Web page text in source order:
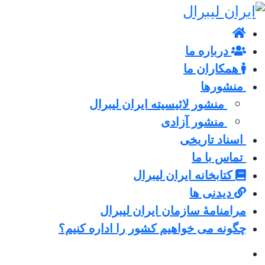
درباره ما
همکاران ما
منشورها
منشور لائیسیته ایران لیبرال
منشور آزادی
اسناد تاریخی
تماس با ما
کتابخانه ایران لیبرال
دیدنی ها
مرامنامۀ سازمان ایران لیبرال
چگونه می خواهیم کشور را اداره کنیم؟